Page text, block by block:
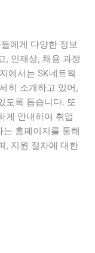
에게 다양한 정보
, 인재상, 채용 과정
에서는 SK네트웍
히 소개하고 있어,
도록 돕습니다. 또
게 안내하여 취업
홈페이지를 통해
, 지원 절차에 대한